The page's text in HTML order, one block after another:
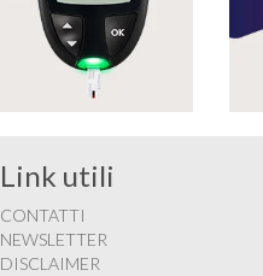
Link utili
CONTATTI
NEWSLETTER
DISCLAIMER